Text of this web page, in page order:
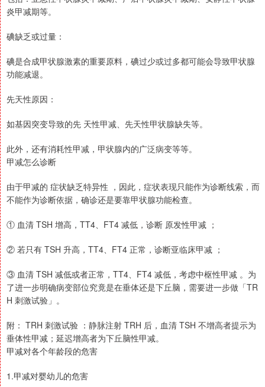
炎甲减期等。
碘缺乏或过量：
碘是合成甲状腺激素的重要原料，碘过少或过多都可能会导致甲状腺
功能减退。
先天性原因：
如基因突变导致的先 天性甲减、先天性甲状腺缺失等。
此外，还有消耗性甲减，甲状腺内的广泛病变等等。
甲减怎么诊断
由于甲减的 症状缺乏特异性 ，因此，症状表现只能作为诊断线索，而
不能作为诊断依据，确诊还是要靠甲状腺功能检查。
① 血清 TSH 增高，TT4、FT4 减低，诊断 原发性甲减 ；
② 若只有 TSH 升高，TT4、FT4 正常，诊断亚临床甲减 ；
③ 血清 TSH 减低或者正常，TT4、FT4 减低，考虑中枢性甲减 。为
了进一步明确病变部位究竟是在垂体还是下丘脑，需要进一步做「TR
H 刺激试验」。
附： TRH 刺激试验 ：静脉注射 TRH 后，血清 TSH 不增高者提示为
垂体性甲减；延迟增高者为下丘脑性甲减。
甲减对各个年龄段的危害
1.甲减对婴幼儿的危害